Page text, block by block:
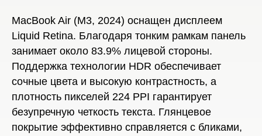
MacBook Air (M3, 2024) оснащен дисплеем
Liquid Retina. Благодаря тонким рамкам панель
занимает около 83.9% лицевой стороны.
Поддержка технологии HDR обеспечивает
сочные цвета и высокую контрастность, а
плотность пикселей 224 PPI гарантирует
безупречную четкость текста. Глянцевое
покрытие эффективно справляется с бликами,